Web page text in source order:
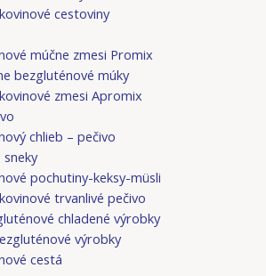
cestoviny
múčne zmesi Promix
bezgluténové múky
zmesi Apromix
chlieb – pečivo
sneky
pochutiny-keksy-müsli
trvanlivé pečivo
chladené výrobky
výrobky
cestá